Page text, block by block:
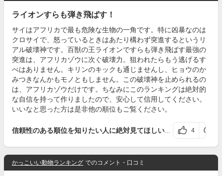
ライオンすらも弾き飛ばす！
サイはアフリカで最も危険な生物の一角です。特に凶暴なのは
クロサイで、怒っているときはあたり構わず突進するというリ
アル破壊神です。百獣の王ライオンですらも弾き飛ばす最強の
突進は、アフリカゾウに次ぐ破壊力。狙われたらもう逃げるす
べはありません。キリンのキックも通じませんし、ヒョウのか
みつきなんかもモノともしません。この破壊神を止められるの
は、アフリカゾウだけです。ちなみにこのランキングは絶対的
な自信を持って作りましたので、安心して信用してください。
いいなと思った方は是非他の順位もご覧ください。
信頼性のある順位を知りたい人に絶対見てほしいランキング さんの
4
かっこいい動物ランキング でのコメント・口コミ